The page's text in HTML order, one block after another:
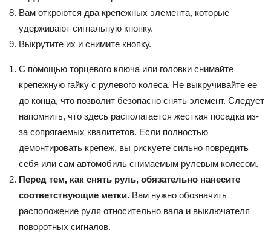
Вам откроются два крепежных элемента, которые
удерживают сигнальную кнопку.
Выкрутите их и снимите кнопку.
С помощью торцевого ключа или головки снимайте
крепежную гайку с рулевого колеса. Не выкручивайте ее
до конца, что позволит безопасно снять элемент. Следует
напомнить, что здесь располагается жесткая посадка из-
за сопрягаемых квалитетов. Если полностью
демонтировать крепеж, вы рискуете сильно повредить
себя или сам автомобиль снимаемым рулевым колесом.
Перед тем, как снять руль, обязательно нанесите
соответствующие метки. Вам нужно обозначить
расположение руля относительно вала и выключателя
поворотных сигналов.